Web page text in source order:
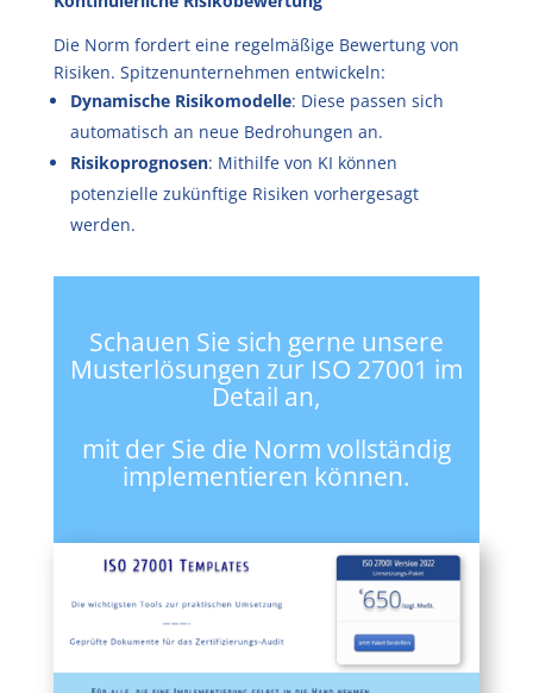
Die Norm fordert eine regelmäßige Bewertung von
Risiken. Spitzenunternehmen entwickeln:
Dynamische Risikomodelle: Diese passen sich
automatisch an neue Bedrohungen an.
Risikoprognosen: Mithilfe von KI können
potenzielle zukünftige Risiken vorhergesagt
werden.
Schauen Sie sich gerne unsere
Musterlösungen zur ISO 27001 im
Detail an,
mit der Sie die Norm vollständig
implementieren können.